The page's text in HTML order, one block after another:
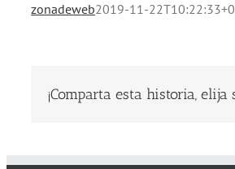
zonadeweb2019-11-
¡Comparta esta historia, elija